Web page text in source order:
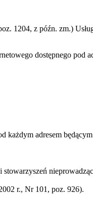
1204, z późn. zm.)
dostępnego pod
adresem
r., Nr 101, poz. 926).